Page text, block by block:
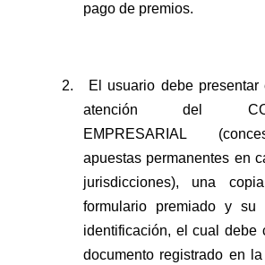
pago de premios.
2.
El usuario debe
atención del
EMPRESARIAL
apuestas permanentes en
jurisdicciones), una
formulario premiado y su
identificación, el cual debe
documento registrado en